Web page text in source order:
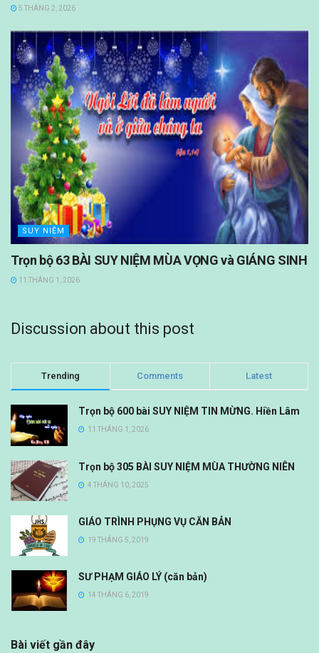
5 THÁNG 2, 2026
SUY NIỆM
Trọn bộ 63 BÀI SUY NIỆM MÙA VỌNG và GIÁNG SINH
11 THÁNG 1, 2026
Discussion about this post
Trending Comments Latest
Trọn bộ 600 bài SUY NIỆM TIN MỪNG. Hiền Lâm
11 THÁNG 1, 2026
Trọn bộ 305 BÀI SUY NIỆM MÙA THƯỜNG NIÊN
4 THÁNG 10, 2025
GIÁO TRÌNH PHỤNG VỤ CĂN BẢN
19 THÁNG 5, 2019
SƯ PHẠM GIÁO LÝ (căn bản)
14 THÁNG 6, 2019
Bài viết gần đây